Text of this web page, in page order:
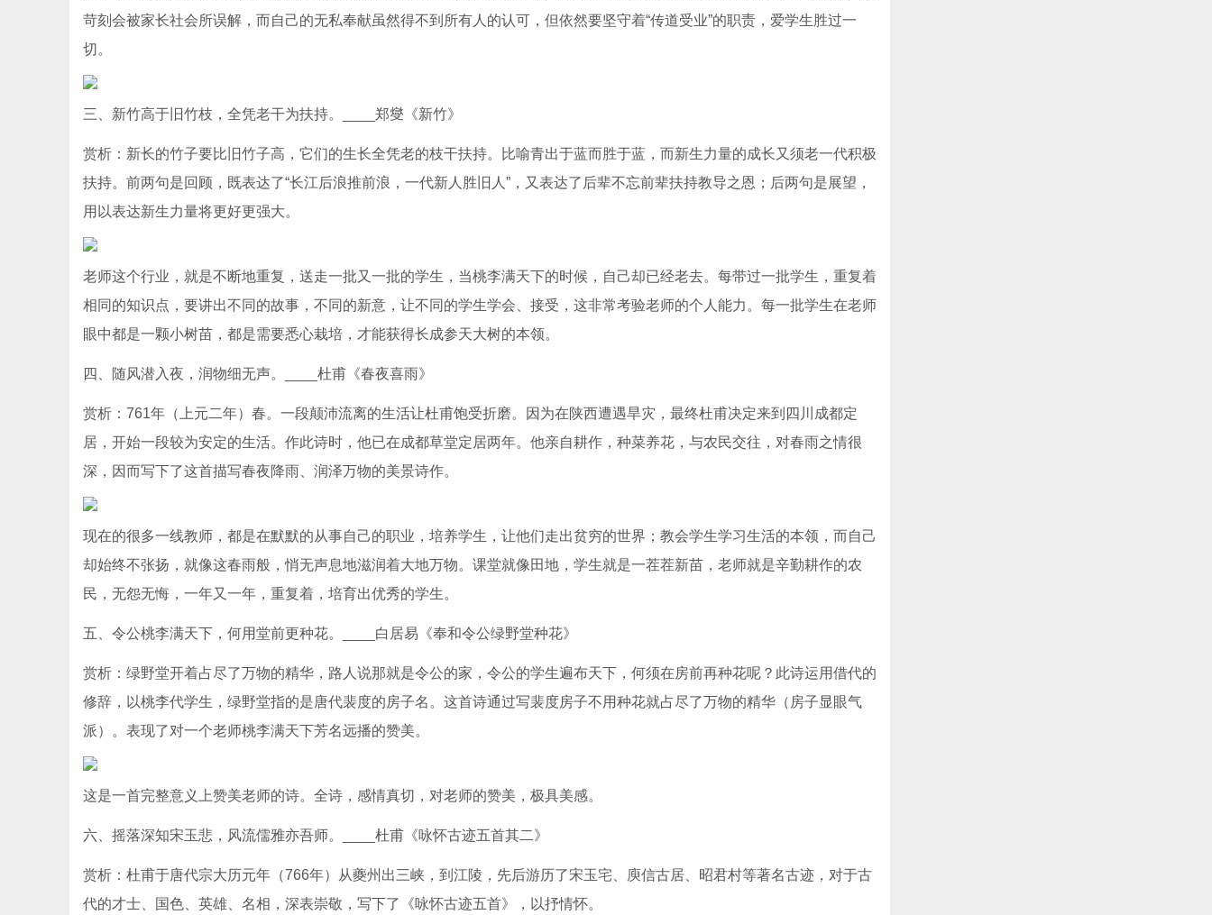
苛刻会被家长社会所误解，而自己的无私奉献虽然得不到所有人的认可，但依然要坚守着“传道受业”的职责，爱学生胜过一
切。
三、新竹高于旧竹枝，全凭老干为扶持。____郑燮《新竹》
赏析：新长的竹子要比旧竹子高，它们的生长全凭老的枝干扶持。比喻青出于蓝而胜于蓝，而新生力量的成长又须老一代积极
扶持。前两句是回顾，既表达了“长江后浪推前浪，一代新人胜旧人”，又表达了后辈不忘前辈扶持教导之恩；后两句是展望，
用以表达新生力量将更好更强大。
老师这个行业，就是不断地重复，送走一批又一批的学生，当桃李满天下的时候，自己却已经老去。每带过一批学生，重复着
相同的知识点，要讲出不同的故事，不同的新意，让不同的学生学会、接受，这非常考验老师的个人能力。每一批学生在老师
眼中都是一颗小树苗，都是需要悉心栽培，才能获得长成参天大树的本领。
四、随风潜入夜，润物细无声。____杜甫《春夜喜雨》
赏析：761年（上元二年）春。一段颠沛流离的生活让杜甫饱受折磨。因为在陕西遭遇旱灾，最终杜甫决定来到四川成都定
居，开始一段较为安定的生活。作此诗时，他已在成都草堂定居两年。他亲自耕作，种菜养花，与农民交往，对春雨之情很
深，因而写下了这首描写春夜降雨、润泽万物的美景诗作。
现在的很多一线教师，都是在默默的从事自己的职业，培养学生，让他们走出贫穷的世界；教会学生学习生活的本领，而自己
却始终不张扬，就像这春雨般，悄无声息地滋润着大地万物。课堂就像田地，学生就是一茬茬新苗，老师就是辛勤耕作的农
民，无怨无悔，一年又一年，重复着，培育出优秀的学生。
五、令公桃李满天下，何用堂前更种花。____白居易《奉和令公绿野堂种花》
赏析：绿野堂开着占尽了万物的精华，路人说那就是令公的家，令公的学生遍布天下，何须在房前再种花呢？此诗运用借代的
修辞，以桃李代学生，绿野堂指的是唐代裴度的房子名。这首诗通过写裴度房子不用种花就占尽了万物的精华（房子显眼气
派）。表现了对一个老师桃李满天下芳名远播的赞美。
这是一首完整意义上赞美老师的诗。全诗，感情真切，对老师的赞美，极具美感。
六、摇落深知宋玉悲，风流儒雅亦吾师。____杜甫《咏怀古迹五首其二》
赏析：杜甫于唐代宗大历元年（766年）从夔州出三峡，到江陵，先后游历了宋玉宅、庾信古居、昭君村等著名古迹，对于古
代的才士、国色、英雄、名相，深表崇敬，写下了《咏怀古迹五首》，以抒情怀。